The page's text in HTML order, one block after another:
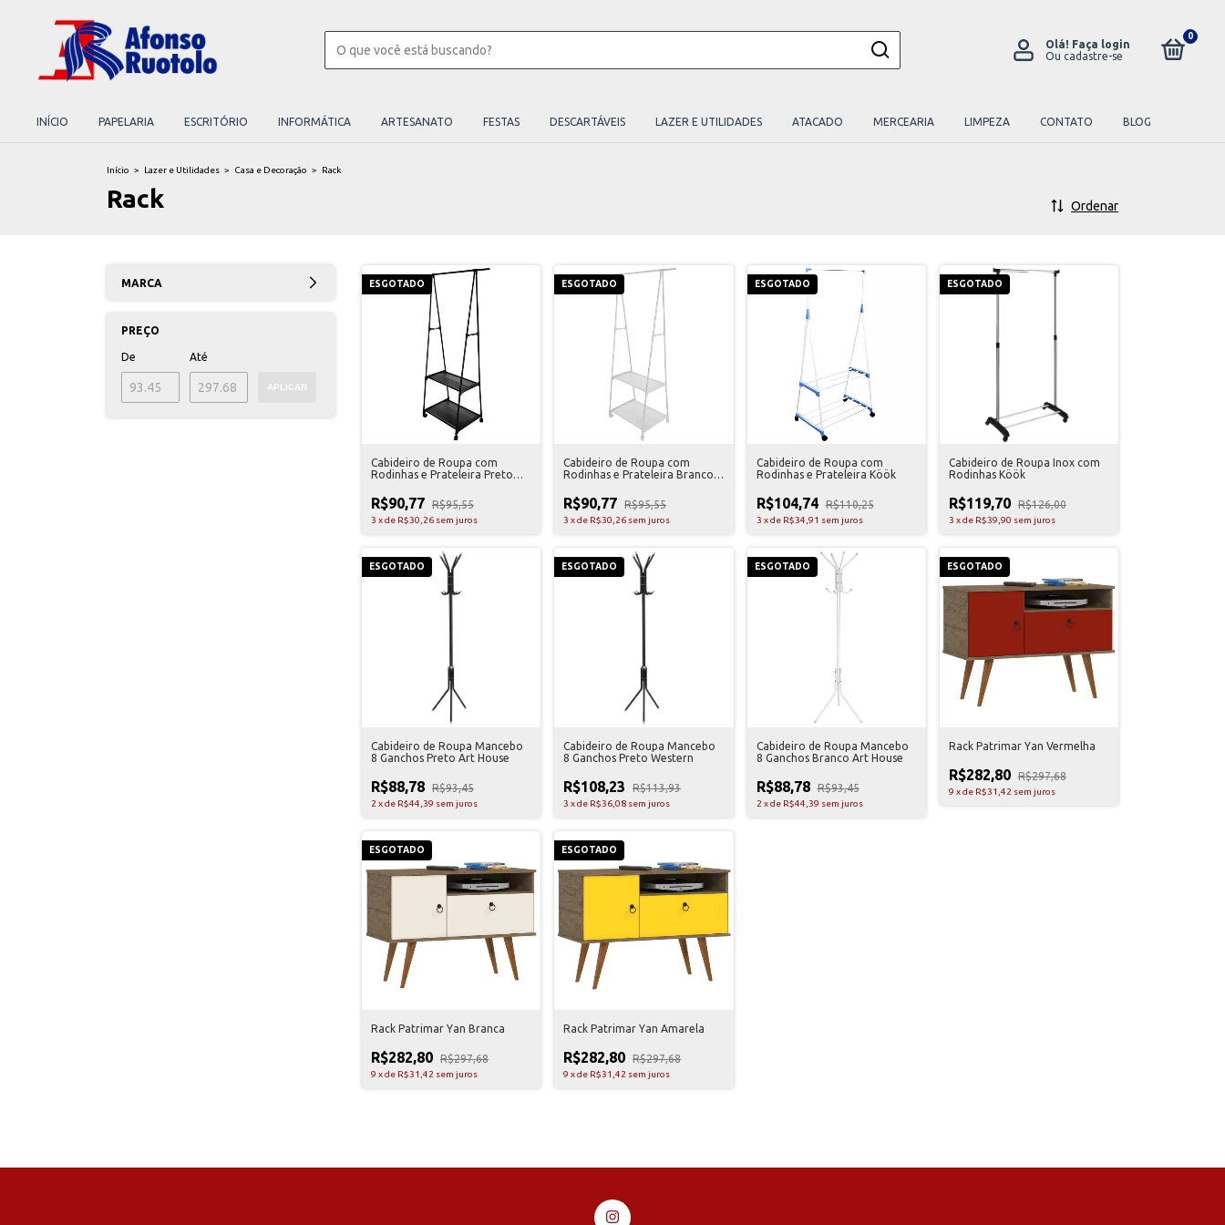
Olá! Faça login
Ou cadastre-se
0
INÍCIO PAPELARIA ESCRITÓRIO INFORMÁTICA ARTESANATO FESTAS DESCARTÁVEIS LAZER E UTILIDADES ATACADO MERCEARIA LIMPEZA CONTATO BLOG
Início > Lazer e Utilidades > Casa e Decoração > Rack
Rack Ordenar
MARCA
PREÇO
De Até
APLICAR
ESGOTADO
Cabideiro de Roupa com
Rodinhas e Prateleira Preto
R$90,77 R$95,55
3 xde R$30,26 sem juros
ESGOTADO
Cabideiro de Roupa com
Rodinhas e Prateleira Branco
R$90,77 R$95,55
3 xde R$30,26 sem juros
ESGOTADO
Cabideiro de Roupa com
Rodinhas e Prateleira Köök
R$104,74 R$110,25
3 xde R$34,91 sem juros
ESGOTADO
Cabideiro de Roupa Inox com
Rodinhas Köök
R$119,70 R$126,00
3 xde R$39,90 sem juros
ESGOTADO
Cabideiro de Roupa Mancebo
8 Ganchos Preto Art House
R$88,78 R$93,45
2 xde R$44,39 sem juros
ESGOTADO
Cabideiro de Roupa Mancebo
8 Ganchos Preto Western
R$108,23 R$113,93
3 xde R$36,08 sem juros
ESGOTADO
Cabideiro de Roupa Mancebo
8 Ganchos Branco Art House
R$88,78 R$93,45
2 xde R$44,39 sem juros
ESGOTADO
Rack Patrimar Yan Vermelha
R$282,80 R$297,68
9 xde R$31,42 sem juros
ESGOTADO
Rack Patrimar Yan Branca
R$282,80 R$297,68
9 xde R$31,42 sem juros
ESGOTADO
Rack Patrimar Yan Amarela
R$282,80 R$297,68
9 xde R$31,42 sem juros